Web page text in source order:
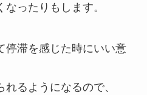
ったりもします。
停滞を感じた時にいい意
るようになるので、